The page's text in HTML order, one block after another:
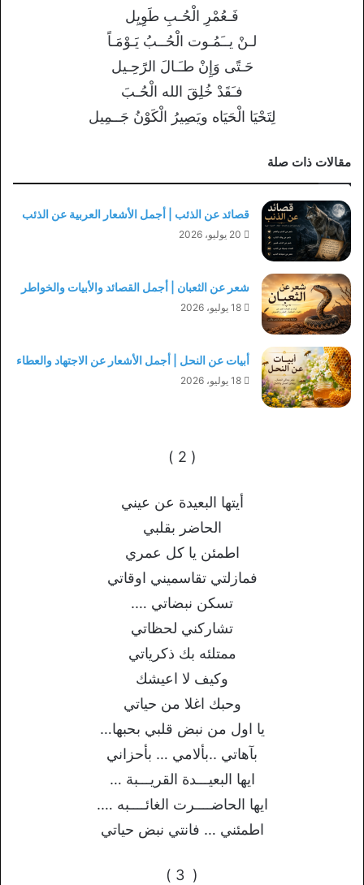
فَـعُمْرِ الْحُـبِ طَوِيِل
لـنْ يــَمُـوت الْحُــبُ يَـوْمَـاً
حَـتًَى وَإِنْ طـَـالَ الرًَحِـيل
فـَقَدْ خُلِقَ الله الْحُـبَ
لِتَحْيَا الْحَيَاه ويَصِيرُ الْكَوْنُ جَــمِيل
مقالات ذات صلة
قصائد عن الذئب | أجمل الأشعار العربية عن الذئب
20 يوليو، 2026
شعر عن الثعبان | أجمل القصائد والأبيات والخواطر
18 يوليو، 2026
أبيات عن النحل | أجمل الأشعار عن الاجتهاد والعطاء
18 يوليو، 2026
( 2 )
أيتها البعيدة عن عيني
الحاضر بقلبي
اطمئن يا كل عمري
فمازلتي تقاسميني اوقاتي
تسكن نبضاتي ….
تشاركني لحظاتي
ممتلئه بك ذكرياتي
وكيف لا اعيشك
وحبك اغلا من حياتي
يا اول من نبض قلبي بحبها…
بآهاتي ..بألامي … بأحزاني
ايها البعيـــدة القريـــبة …
ايها الحاضــــرت الغائــــبه ….
اطمئني … فانتي نبض حياتي
( 3 )